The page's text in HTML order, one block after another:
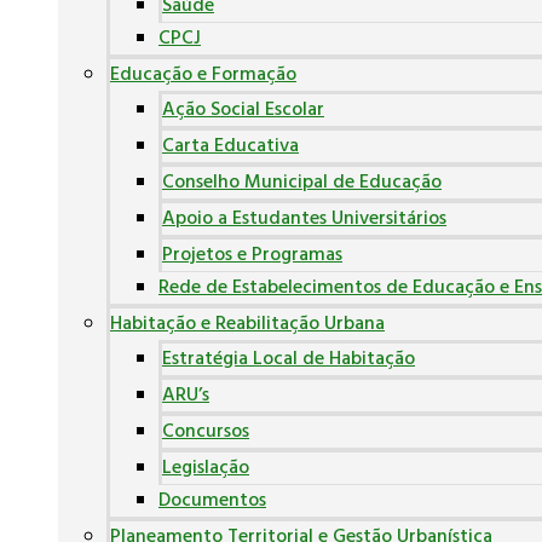
CPCJ
Educação e Formação
Ação Social Escolar
Carta Educativa
Conselho Municipal de Educação
Apoio a Estudantes Universitários
Projetos e Programas
Rede de Estabelecimentos de Educação e
Habitação e Reabilitação Urbana
Estratégia Local de Habitação
ARU’s
Concursos
Legislação
Documentos